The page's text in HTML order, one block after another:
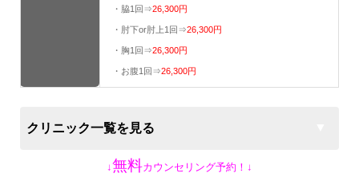
・脇1回⇒26,300円
・肘下or肘上1回⇒26,300円
・胸1回⇒26,300円
・お腹1回⇒26,300円
クリニック一覧を見る
↓無料カウンセリング予約！↓